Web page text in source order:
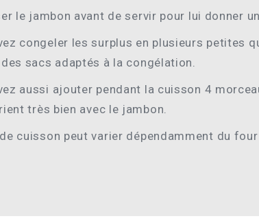
le jambon avant de servir pour lui donner
congeler les surplus en plusieurs petites
sacs adaptés à la congélation.
aussi ajouter pendant la cuisson 4
très bien avec le jambon.
cuisson peut varier dépendamment du four